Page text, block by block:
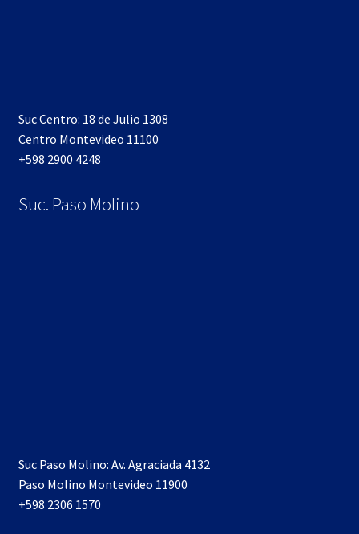
Suc Centro: 18 de Julio 1308
Centro Montevideo 11100
+598 2900 4248
Suc. Paso Molino
Suc Paso Molino: Av. Agraciada 4132
Paso Molino Montevideo 11900
+598 2306 1570